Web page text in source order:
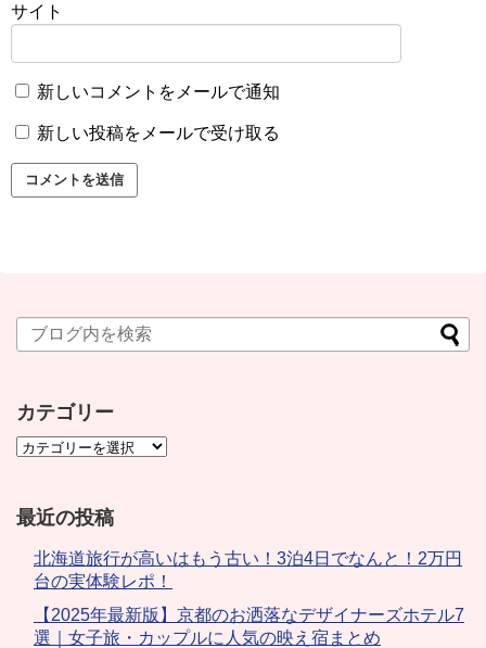
サイト
新しいコメントをメールで通知
新しい投稿をメールで受け取る
カテゴリー
最近の投稿
北海道旅行が高いはもう古い！3泊4日でなんと！2万円
台の実体験レポ！
【2025年最新版】京都のお洒落なデザイナーズホテル7
選｜女子旅・カップルに人気の映え宿まとめ